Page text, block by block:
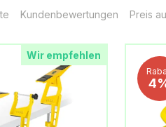
Kundenbewertungen Preis
Wir empfehlen